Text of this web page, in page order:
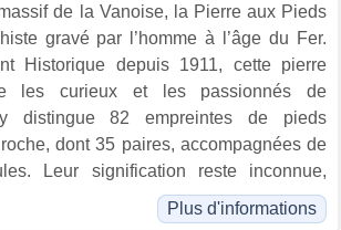
de la Vanoise, la Pierre aux Pieds
gravé par l’homme à l’âge du Fer.
Historique depuis 1911, cette pierre
les curieux et les passionnés de
distingue 82 empreintes de pieds
dont 35 paires, accompagnées de
Leur signification reste inconnue,
Plus d'informations